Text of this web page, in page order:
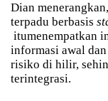
Dian
terpadu berbasis
itumenempatkan
informasi awal
risiko di hilir,
terintegrasi.